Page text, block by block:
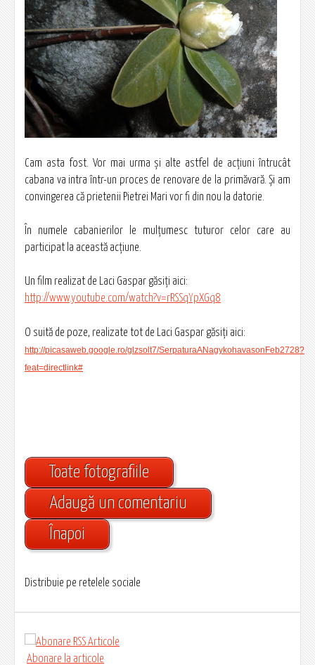
Cam asta fost. Vor mai urma şi alte astfel de acţiuni întrucât
cabana va intra într-un proces de renovare de la primăvară. Şi am
convingerea că prietenii Pietrei Mari vor fi din nou la datorie.
În numele cabanierilor le mulţumesc tuturor celor care au
participat la această acţiune.
Un film realizat de Laci Gaspar găsiţi aici:
http://www.youtube.com/watch?v=rRSSqYpXGq8
O suită de poze, realizate tot de Laci Gaspar găsiți aici:
http://picasaweb.google.ro/glzsolt7/SerpaturaANagykohavasonFeb2728?
feat=directlink#
Toate fotografiile
Adaugă un comentariu
Înapoi
Distribuie pe retelele sociale
Abonare la articole